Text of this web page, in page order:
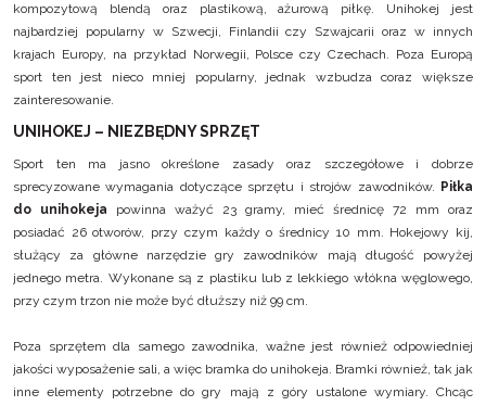
kompozytową blendą oraz plastikową, ażurową piłkę. Unihokej jest
najbardziej popularny w Szwecji, Finlandii czy Szwajcarii oraz w innych
krajach Europy, na przykład Norwegii, Polsce czy Czechach. Poza Europą
sport ten jest nieco mniej popularny, jednak wzbudza coraz większe
zainteresowanie.
UNIHOKEJ – NIEZBĘDNY SPRZĘT
Sport ten ma jasno określone zasady oraz szczegółowe i dobrze
sprecyzowane wymagania dotyczące sprzętu i strojów zawodników. Piłka
do unihokeja powinna ważyć 23 gramy, mieć średnicę 72 mm oraz
posiadać 26 otworów, przy czym każdy o średnicy 10 mm. Hokejowy kij,
służący za główne narzędzie gry zawodników mają długość powyżej
jednego metra. Wykonane są z plastiku lub z lekkiego włókna węglowego,
przy czym trzon nie może być dłuższy niż 99 cm.
Poza sprzętem dla samego zawodnika, ważne jest również odpowiedniej
jakości wyposażenie sali, a więc bramka do unihokeja. Bramki również, tak jak
inne elementy potrzebne do gry mają z góry ustalone wymiary. Chcąc